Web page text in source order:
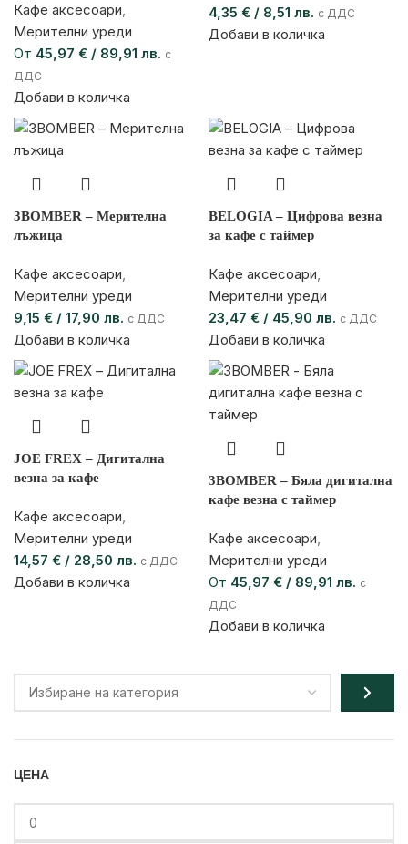
ЦЕНА
Кафе аксесоари,
Мерителни уреди
От 45,97 € / 89,91 лв. с
ДДС
Добави в количка
4,35 € / 8,51 лв. с ДДС
Добави в количка
3BOMBER – Мерителна
лъжица
Кафе аксесоари,
Мерителни уреди
9,15 € / 17,90 лв. с ДДС
Добави в количка
BELOGIA – Цифрова везна
за кафе с таймер
Кафе аксесоари,
Мерителни уреди
23,47 € / 45,90 лв. с ДДС
Добави в количка
JOE FREX – Дигитална
везна за кафе
Кафе аксесоари,
Мерителни уреди
14,57 € / 28,50 лв. с ДДС
Добави в количка
3BOMBER – Бяла дигитална
кафе везна с таймер
Кафе аксесоари,
Мерителни уреди
От 45,97 € / 89,91 лв. с
ДДС
Добави в количка